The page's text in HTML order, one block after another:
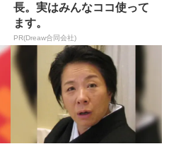
長。実はみんなココ使って
ます。
PR(Dreaw合同会社)